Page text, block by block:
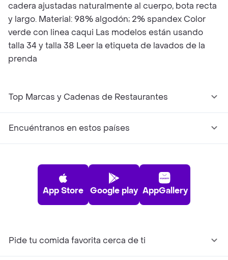
cadera ajustadas naturalmente al cuerpo, bota recta
y largo. Material: 98% algodón; 2% spandex Color
verde con linea caqui Las modelos están usando
talla 34 y talla 38 Leer la etiqueta de lavados de la
prenda
Top Marcas y Cadenas de Restaurantes
Encuéntranos en estos países
App Store Google play AppGallery
Pide tu comida favorita cerca de ti